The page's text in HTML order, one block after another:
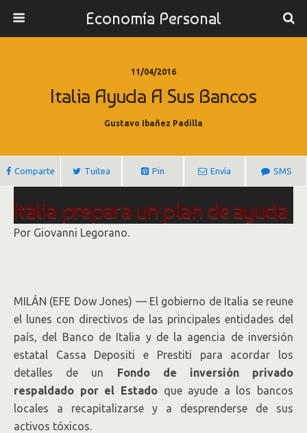
Economía Personal
11/04/2016
Italia Ayuda A Sus Bancos
Gustavo Ibañez Padilla
Comparte Tuitea Pin Envía SMS
Italia prepara un plan de ayuda
para sus bancos
Por Giovanni Legorano.
MILÁN (EFE Dow Jones) — El gobierno de Italia se reune
el lunes con directivos de las principales entidades del
país, del Banco de Italia y de la agencia de inversión
estatal Cassa Depositi e Prestiti para acordar los
detalles de un Fondo de inversión privado
respaldado por el Estadoque ayude a los bancos
locales a recapitalizarse y a desprenderse de sus
activos tóxicos.